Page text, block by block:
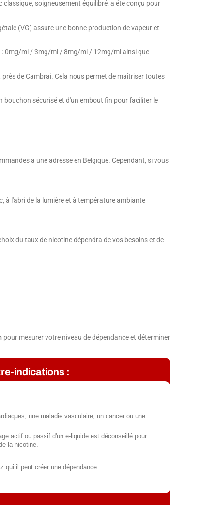
soigneusement équilibré, a été conçu pour
(VG) assure une bonne production de vapeur et
: 0mg/ml / 3mg/ml / 8mg/ml / 12mg/ml ainsi que
de Cambrai. Cela nous permet de maîtriser toutes
bouchon sécurisé et d'un embout fin pour faciliter le
à une adresse en Belgique. Cependant, si vous
à l'abri de la lumière et à température ambiante
du taux de nicotine dépendra de vos besoins et de
pour mesurer votre niveau de dépendance et déterminer
indications :
une maladie vasculaire, un cancer ou une
actif ou passif d'un e-liquide est déconseillé pour
la nicotine.
qui il peut créer une dépendance.